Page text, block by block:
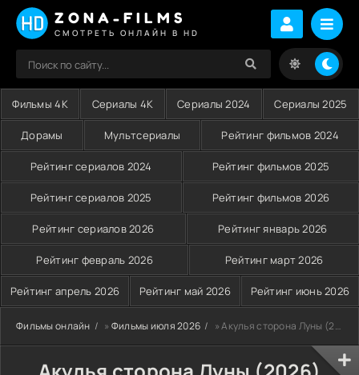
ZONA-FILMS
СМОТРЕТЬ ОНЛАЙН В HD
Фильмы 4K Сериалы 4K Сериалы 2024 Сериалы 2025
Дорамы Мультсериалы Рейтинг фильмов 2024
Рейтинг сериалов 2024 Рейтинг фильмов 2025
Рейтинг сериалов 2025 Рейтинг фильмов 2026
Рейтинг сериалов 2026 Рейтинг январь 2026
Рейтинг февраль 2026 Рейтинг март 2026
Рейтинг апрель 2026 Рейтинг май 2026 Рейтинг июнь 2026
Фильмы онлайн » Фильмы июля 2026 » Акулья сторона Луны (2026)